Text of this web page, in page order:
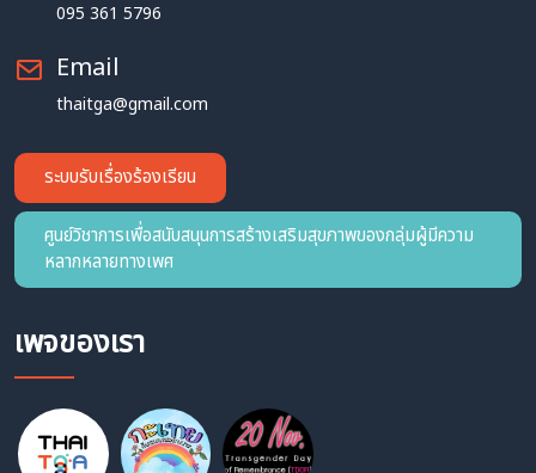
095 361 5796
Email
thaitga@gmail.com
ระบบรับเรื่องร้องเรียน
ศูนย์วิชาการเพื่อสนับสนุนการสร้างเสริมสุขภาพของกลุ่มผู้มีความ
หลากหลายทางเพศ
เพจของเรา